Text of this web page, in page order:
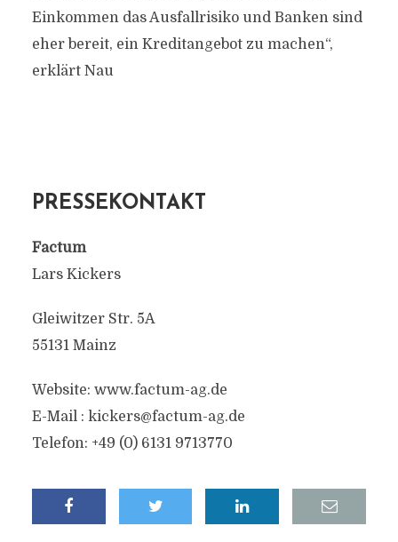
Einkommen das Ausfallrisiko und Banken sind
eher bereit, ein Kreditangebot zu machen“,
erklärt Nau
PRESSEKONTAKT
Factum
Lars Kickers
Gleiwitzer Str. 5A
55131 Mainz
Website: www.factum-ag.de
E-Mail : kickers@factum-ag.de
Telefon: +49 (0) 6131 9713770